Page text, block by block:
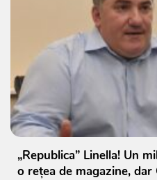
„Republica” Linella! Un
o rețea de magazine,